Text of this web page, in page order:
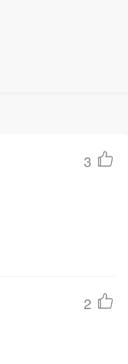
3
2